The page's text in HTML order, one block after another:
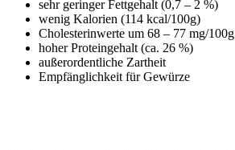
sehr geringer Fettgehalt (0,7 – 2 %)
wenig Kalorien (114 kcal/100g)
Cholesterinwerte um 68 – 77 mg/100g
hoher Proteingehalt (ca. 26 %)
außerordentliche Zartheit
Empfänglichkeit für Gewürze